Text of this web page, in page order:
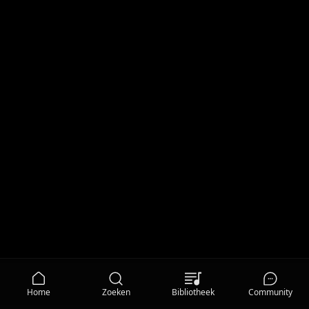
Home Zoeken Bibliotheek Community